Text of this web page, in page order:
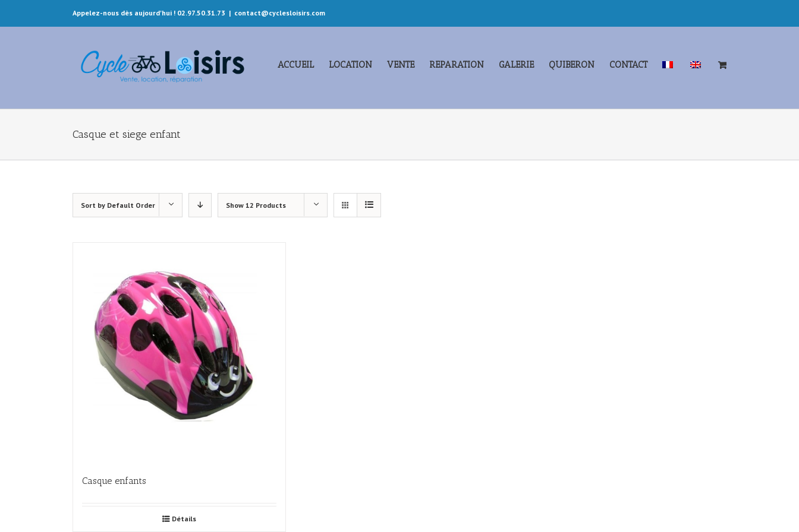
Appelez-nous dès aujourd'hui ! 02.97.50.31.73 | contact@cyclesloisirs.com
ACCUEIL LOCATION VENTE REPARATION GALERIE QUIBERON CONTACT
Casque et siege enfant
Sort by Default Order Show 12 Products
Casque enfants
Détails